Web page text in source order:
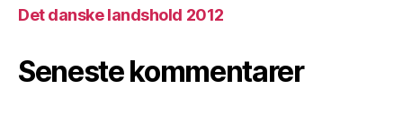
Det danske landshold 2012
Seneste kommentarer